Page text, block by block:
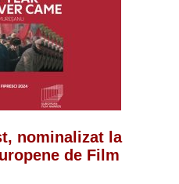
nominalizat la
de Film